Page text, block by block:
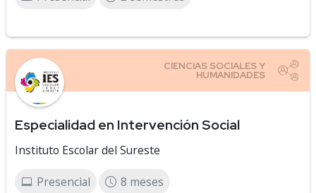
Especialidad en Intervención Social
Instituto Escolar del Sureste
Presencial 8 meses